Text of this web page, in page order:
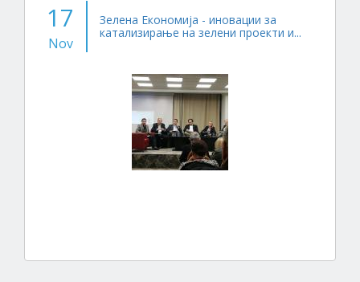
17
Nov
Зелена Економија - иновации за
катализирање на зелени проекти и...